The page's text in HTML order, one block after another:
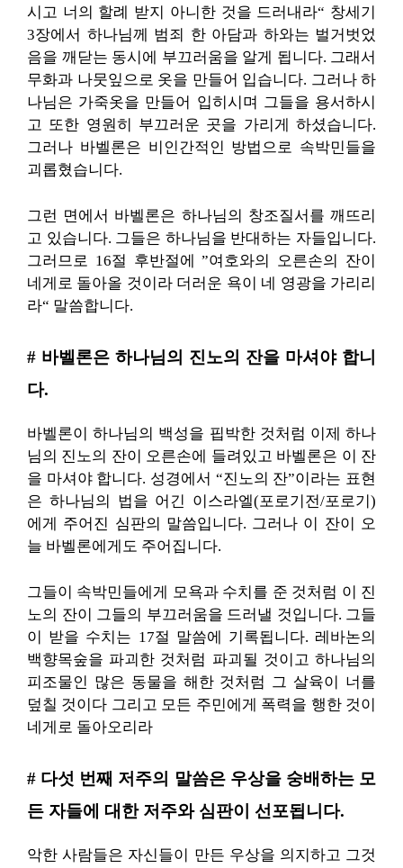
시고 너의 할례 받지 아니한 것을 드러내라“ 창세기
3장에서 하나님께 범죄 한 아담과 하와는 벌거벗었
음을 깨닫는 동시에 부끄러움을 알게 됩니다. 그래서
무화과 나뭇잎으로 옷을 만들어 입습니다. 그러나 하
나님은 가죽옷을 만들어 입히시며 그들을 용서하시
고 또한 영원히 부끄러운 곳을 가리게 하셨습니다.
그러나 바벨론은 비인간적인 방법으로 속박민들을
괴롭혔습니다.
그런 면에서 바벨론은 하나님의 창조질서를 깨뜨리
고 있습니다. 그들은 하나님을 반대하는 자들입니다.
그러므로 16절 후반절에 ”여호와의 오른손의 잔이
네게로 돌아올 것이라 더러운 욕이 네 영광을 가리리
라“ 말씀합니다.
# 바벨론은 하나님의 진노의 잔을 마셔야 합니
다.
바벨론이 하나님의 백성을 핍박한 것처럼 이제 하나
님의 진노의 잔이 오른손에 들려있고 바벨론은 이 잔
을 마셔야 합니다. 성경에서 “진노의 잔”이라는 표현
은 하나님의 법을 어긴 이스라엘(포로기전/포로기)
에게 주어진 심판의 말씀입니다. 그러나 이 잔이 오
늘 바벨론에게도 주어집니다.
그들이 속박민들에게 모욕과 수치를 준 것처럼 이 진
노의 잔이 그들의 부끄러움을 드러낼 것입니다. 그들
이 받을 수치는 17절 말씀에 기록됩니다. 레바논의
백향목숲을 파괴한 것처럼 파괴될 것이고 하나님의
피조물인 많은 동물을 해한 것처럼 그 살육이 너를
덮칠 것이다 그리고 모든 주민에게 폭력을 행한 것이
네게로 돌아오리라
# 다섯 번째 저주의 말씀은 우상을 숭배하는 모
든 자들에 대한 저주와 심판이 선포됩니다.
악한 사람들은 자신들이 만든 우상을 의지하고 그것